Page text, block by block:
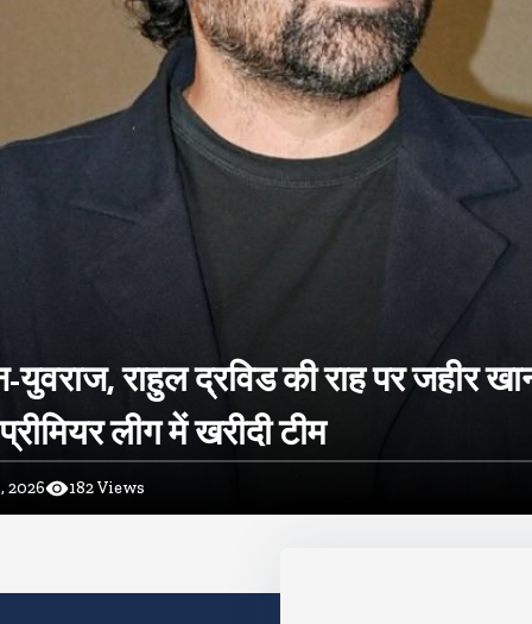
युवराज, राहुल द्रविड की राह पर जहीर
लीग में खरीदी टीम
2026 182Views